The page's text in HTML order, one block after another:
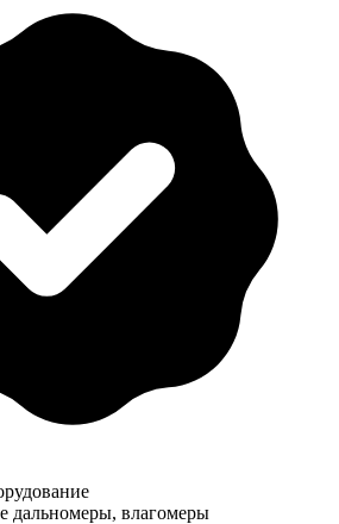
дальномеры, влагомеры